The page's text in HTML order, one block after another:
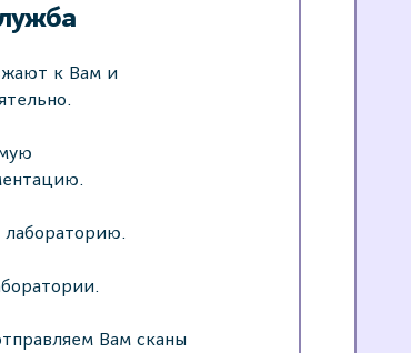
к Вам и
Вам сканы